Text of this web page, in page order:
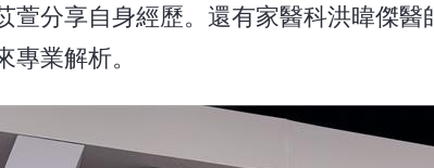
萱分享自身經歷。還有家醫科洪暐傑
業解析。